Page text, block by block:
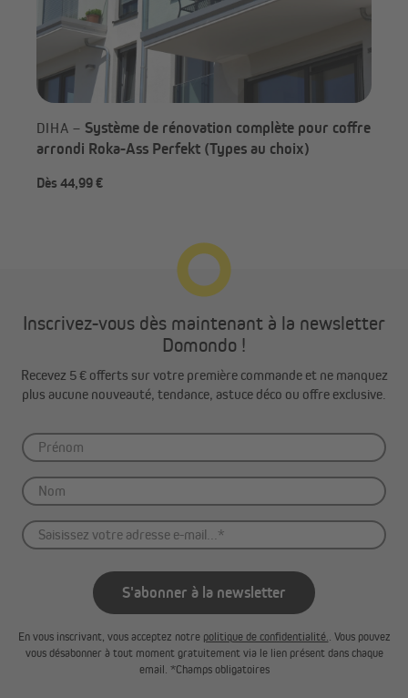
DIHA – Système de rénovation complète pour coffre
arrondi Roka-Ass Perfekt (Types au choix)
Dès 44,99 €
Inscrivez-vous dès maintenant à la newsletter
Domondo !
Recevez 5 € offerts sur votre première commande et ne manquez
plus aucune nouveauté, tendance, astuce déco ou offre exclusive.
S'abonner à la newsletter
En vous inscrivant, vous acceptez notre politique de confidentialité. . Vous pouvez
vous désabonner à tout moment gratuitement via le lien présent dans chaque
email. *Champs obligatoires